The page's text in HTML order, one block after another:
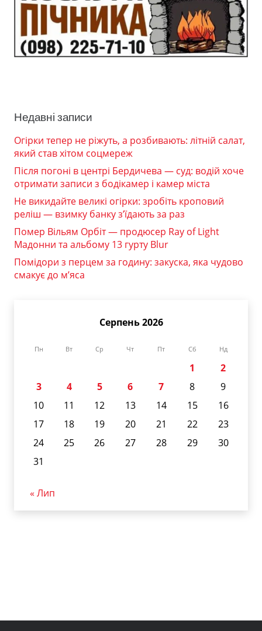
Недавні записи
Огірки тепер не ріжуть, а розбивають: літній салат,
який став хітом соцмереж
Після погоні в центрі Бердичева — суд: водій хоче
отримати записи з бодікамер і камер міста
Не викидайте великі огірки: зробіть кроповий
реліш — взимку банку з’їдають за раз
Помер Вільям Орбіт — продюсер Ray of Light
Мадонни та альбому 13 гурту Blur
Помідори з перцем за годину: закуска, яка чудово
смакує до м’яса
Серпень 2026
Пн Вт Ср Чт Пт Сб Нд
1
2
3
4 5 6 7 8
9
10
11 12 13 14 15
16
17
18 19 20 21 22
23
24
25 26 27 28 29
30
31
« Лип